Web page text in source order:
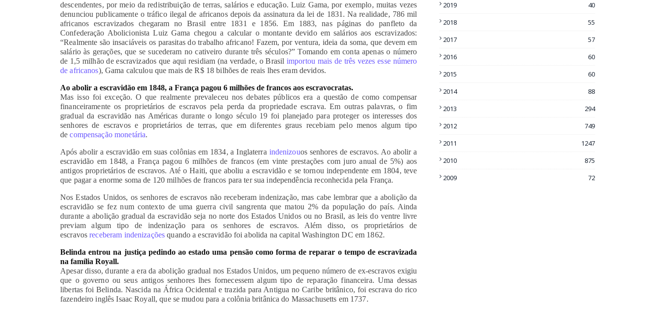
descendentes, por meio da redistribuição de terras, salários e educação. Luiz Gama, por exemplo, muitas vezes
denunciou publicamente o tráfico ilegal de africanos depois da assinatura da lei de 1831. Na realidade, 786 mil
africanos escravizados chegaram no Brasil entre 1831 e 1856. Em 1883, nas páginas do panfleto da
Confederação Abolicionista Luiz Gama chegou a calcular o montante devido em salários aos escravizados:
“Realmente são insaciáveis os parasitas do trabalho africano! Fazem, por ventura, ideia da soma, que devem em
salário às gerações, que se sucederam no cativeiro durante três séculos?” Tomando em conta apenas o número
de 1,5 milhão de escravizados que aqui residiam (na verdade, o Brasil importou mais de três vezes esse número
de africanos), Gama calculou que mais de R$ 18 bilhões de reais lhes eram devidos.
Ao abolir a escravidão em 1848, a França pagou 6 milhões de francos aos escravocratas.
Mas isso foi exceção. O que realmente prevaleceu nos debates públicos era a questão de como compensar
financeiramente os proprietários de escravos pela perda da propriedade escrava. Em outras palavras, o fim
gradual da escravidão nas Américas durante o longo século 19 foi planejado para proteger os interesses dos
senhores de escravos e proprietários de terras, que em diferentes graus recebiam pelo menos algum tipo
decompensação monetária.
Após abolir a escravidão em suas colônias em 1834, a Inglaterra indenizouos senhores de escravos. Ao abolir a
escravidão em 1848, a França pagou 6 milhões de francos (em vinte prestações com juro anual de 5%) aos
antigos proprietários de escravos. Até o Haiti, que aboliu a escravidão e se tornou independente em 1804, teve
que pagar a enorme soma de 120 milhões de francos para ter sua independência reconhecida pela França.
Nos Estados Unidos, os senhores de escravos não receberam indenização, mas cabe lembrar que a abolição da
escravidão se fez num contexto de uma guerra civil sangrenta que matou 2% da população do país. Ainda
durante a abolição gradual da escravidão seja no norte dos Estados Unidos ou no Brasil, as leis do ventre livre
previam algum tipo de indenização para os senhores de escravos. Além disso, os proprietários de
escravosreceberam indenizaçõesquando a escravidão foi abolida na capital Washington DC em 1862.
Belinda entrou na justiça pedindo ao estado uma pensão como forma de reparar o tempo de escravizada
na família Royall.
Apesar disso, durante a era da abolição gradual nos Estados Unidos, um pequeno número de ex-escravos exigiu
que o governo ou seus antigos senhores lhes fornecessem algum tipo de reparação financeira. Uma dessas
libertas foi Belinda. Nascida na África Ocidental e trazida para Antigua no Caribe britânico, foi escrava do rico
fazendeiro inglês Isaac Royall, que se mudou para a colônia britânica do Massachusetts em 1737.
2019
40
2018
55
2017
57
2016
60
2015
60
2014
88
2013
294
2012
749
2011
1247
2010
875
2009
72